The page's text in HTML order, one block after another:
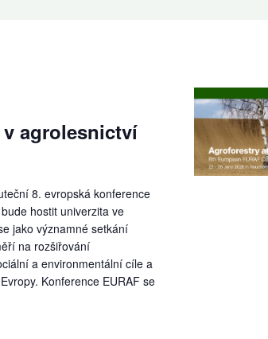
v agrolesnictví
8. evropská konference
hostit univerzita ve
jako významné setkání
na rozšiřování
a environmentální cíle a
Konference EURAF se